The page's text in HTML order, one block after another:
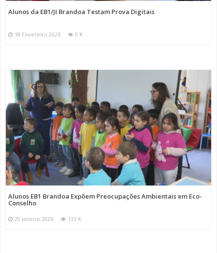
Alunos da EB1/JI Brandoa Testam Prova Digitais
18 Fevereiro 2025 0 K
Alunos EB1 Brandoa Expõem Preocupações Ambientais em Eco-
Conselho
20 Janeiro 2026 133 K